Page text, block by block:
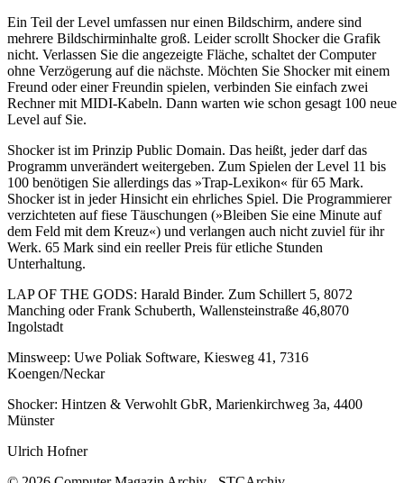
Ein Teil der Level umfassen nur einen Bildschirm, andere sind
mehrere Bildschirminhalte groß. Leider scrollt Shocker die Grafik
nicht. Verlassen Sie die angezeigte Fläche, schaltet der Computer
ohne Verzögerung auf die nächste. Möchten Sie Shocker mit einem
Freund oder einer Freundin spielen, verbinden Sie einfach zwei
Rechner mit MIDI-Kabeln. Dann warten wie schon gesagt 100 neue
Level auf Sie.
Shocker ist im Prinzip Public Domain. Das heißt, jeder darf das
Programm unverändert weitergeben. Zum Spielen der Level 11 bis
100 benötigen Sie allerdings das »Trap-Lexikon« für 65 Mark.
Shocker ist in jeder Hinsicht ein ehrliches Spiel. Die Programmierer
verzichteten auf fiese Täuschungen (»Bleiben Sie eine Minute auf
dem Feld mit dem Kreuz«) und verlangen auch nicht zuviel für ihr
Werk. 65 Mark sind ein reeller Preis für etliche Stunden
Unterhaltung.
LAP OF THE GODS: Harald Binder. Zum Schillert 5, 8072
Manching oder Frank Schuberth, Wallensteinstraße 46,8070
Ingolstadt
Minsweep: Uwe Poliak Software, Kiesweg 41, 7316
Koengen/Neckar
Shocker: Hintzen & Verwohlt GbR, Marienkirchweg 3a, 4400
Münster
Ulrich Hofner